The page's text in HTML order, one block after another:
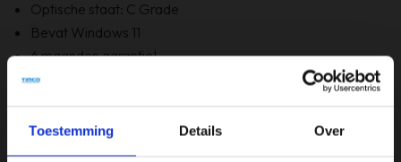
Toestemming Details Over
Optische staat: C Grade
Bevat Windows 11
6 maanden garantie!
Bevat GEEN originele doos
Specificaties